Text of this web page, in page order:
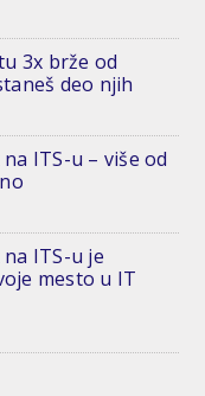
3x brže od
deo njih
ITS-u – više od
ITS-u je
mesto u IT